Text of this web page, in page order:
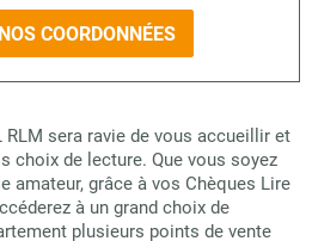
COORDONNÉES
RLM sera ravie de vous accueillir et
choix de lecture. Que vous soyez
amateur, grâce à vos Chèques Lire
à un grand choix de
plusieurs points de vente